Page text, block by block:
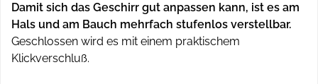
Damit sich das Geschirr gut anpassen kann, ist es am
Hals und am Bauch mehrfach stufenlos verstellbar.
Geschlossen wird es mit einem praktischem
Klickverschluß.